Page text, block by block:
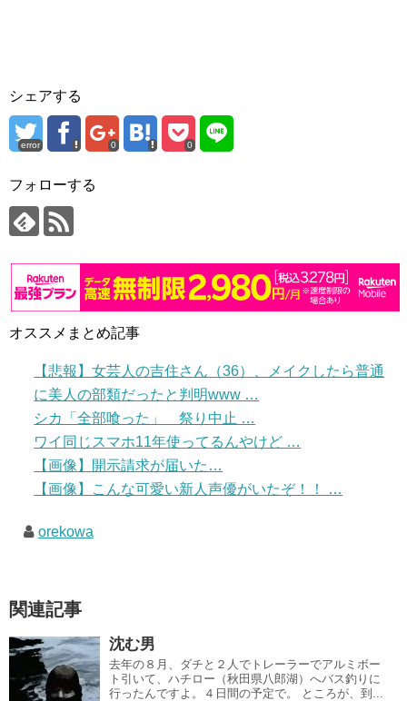
シェアする
error 0 0
フォローする
オススメまとめ記事
【悲報】女芸人の吉住さん（36）、メイクしたら普通
に美人の部類だったと判明www …
シカ「全部喰った」 祭り中止 …
ワイ同じスマホ11年使ってるんやけど …
【画像】開示請求が届いた…
【画像】こんな可愛い新人声優がいたぞ！！ …
orekowa
関連記事
沈む男
去年の８月、ダチと２人でトレーラーでアルミボー
ト引いて、ハチロー（秋田県八郎湖）へバス釣りに
行ったんですよ。４日間の予定で。 ところが、到...